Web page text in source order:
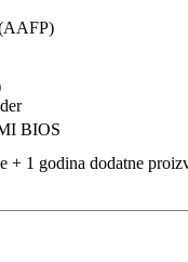
BIOS
+ 1 godina dodatne